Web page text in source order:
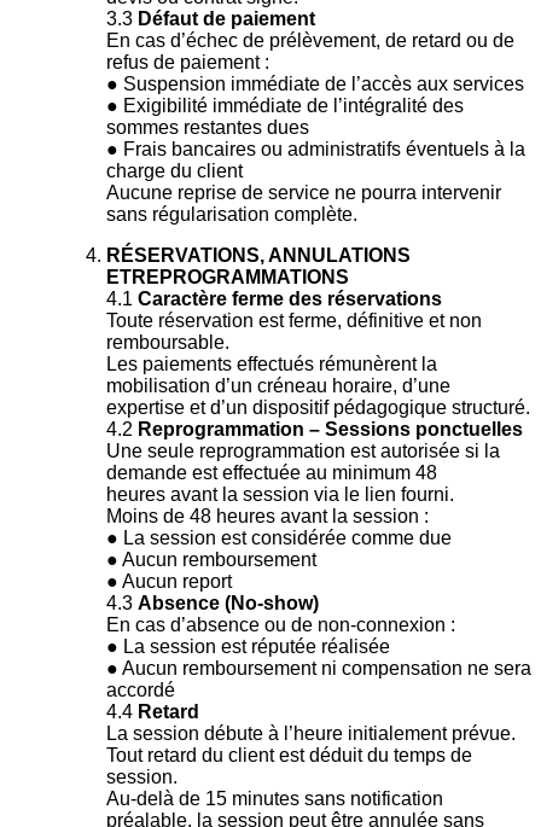
3.3 Défaut de paiement
En cas d’échec de prélèvement, de retard ou de
refus de paiement :
● Suspension immédiate de l’accès aux services
● Exigibilité immédiate de l’intégralité des
sommes restantes dues
● Frais bancaires ou administratifs éventuels à la
charge du client
Aucune reprise de service ne pourra intervenir
sans régularisation complète.
RÉSERVATIONS, ANNULATIONS
ETREPROGRAMMATIONS
4.1 Caractère ferme des réservations
Toute réservation est ferme, définitive et non
remboursable.
Les paiements effectués rémunèrent la
mobilisation d’un créneau horaire, d’une
expertise et d’un dispositif pédagogique structuré.
4.2 Reprogrammation – Sessions ponctuelles
Une seule reprogrammation est autorisée si la
demande est effectuée au minimum 48
heures avant la session via le lien fourni.
Moins de 48 heures avant la session :
● La session est considérée comme due
● Aucun remboursement
● Aucun report
4.3 Absence (No-show)
En cas d’absence ou de non-connexion :
● La session est réputée réalisée
● Aucun remboursement ni compensation ne sera
accordé
4.4 Retard
La session débute à l’heure initialement prévue.
Tout retard du client est déduit du temps de
session.
Au-delà de 15 minutes sans notification
préalable, la session peut être annulée sans